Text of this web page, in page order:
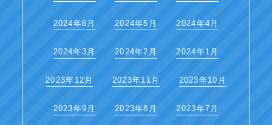
2024年6月 2024年5月 2024年4月
2024年3月 2024年2月 2024年1月
2023年12月 2023年11月 2023年10月
2023年9月 2023年8月 2023年7月